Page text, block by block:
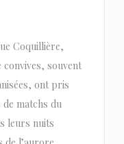
Coquillière,
souvent
ont pris
matchs du
leurs nuits